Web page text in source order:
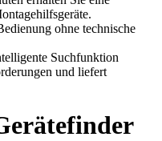
ohne technische
Suchfunktion
und liefert